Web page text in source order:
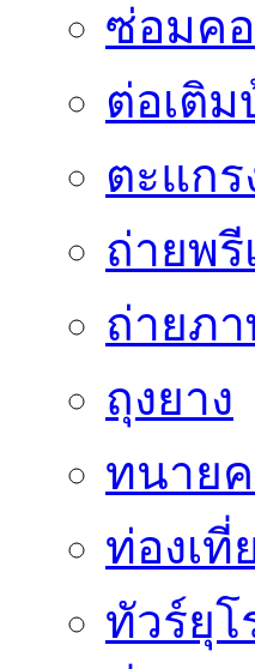
ซ่อมค
ต่อเติ
ตะแกร
ถ่ายพรี
ถ่ายภ
ถุงยาง
ทนาย
ท่องเที่
ทัวร์ยุโ